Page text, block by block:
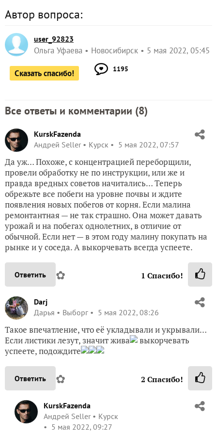
Автор вопроса:
user_92823
Ольга Уфаева Новосибирск 5 мая 2022, 05:45
Сказать спасибо! 1195
Все ответы и комментарии (8)
KurskFazenda
Андрей Seller
Курск 5 мая 2022, 07:57
Да уж… Похоже, с концентрацией переборщили,
провели обработку не по инструкции, или же и
правда вредных советов начитались… Теперь
обрежьте все побеги на уровне почвы и ждите
появления новых побегов от корня. Если малина
ремонтантная — не так страшно. Она может давать
урожай и на побегах однолетних, в отличие от
обычной. Если нет — в этом году малину покупать на
рынке и у соседа. А выкорчевать всегда успеете.
Ответить ✿ 1 Спасибо!
Darj
Дарья
Выборг 5 мая 2022, 08:26
Такое впечатление, что её укладывали и укрывали…
Если листики лезут, значит жива
выкорчевать
успеете, подождите
Ответить ✿ 2 Спасибо!
KurskFazenda
Андрей Seller
Курск
5 мая 2022, 09:27